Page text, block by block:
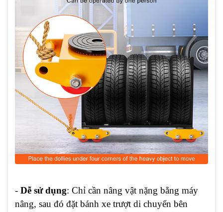
- Dễ sử dụng: Chỉ cần nâng vật nặng bằng máy
nâng, sau đó đặt bánh xe trượt di chuyển bên